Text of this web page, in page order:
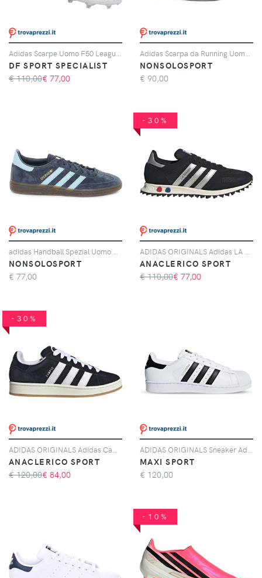
DF SPORT SPECIALIST
€ 110,00€ 77,00
NONSOLOSPORT
€ 90,00
NONSOLOSPORT
€ 77,00
-30%
ANACLERICO SPORT
€ 110,00€ 77,00
-30%
ANACLERICO SPORT
€ 120,00€ 84,00
MAXI SPORT
€ 120,00
-10%